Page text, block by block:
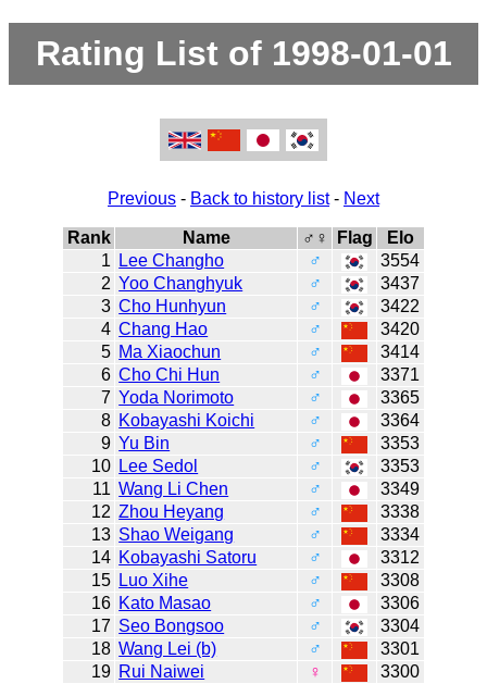
Rating List of 1998-01-01
Previous - Back to history list- Next
Rank Name ♂♀ Flag
Elo
1
Lee Changho ♂
3554
2 Yoo Changhyuk ♂
3437
3 Cho Hunhyun ♂
3422
4 Chang Hao ♂
3420
5 Ma Xiaochun ♂
3414
6 Cho Chi Hun ♂
3371
7 Yoda Norimoto ♂
3365
8 Kobayashi Koichi ♂
3364
9 Yu Bin ♂
3353
10 Lee Sedol ♂
3353
11 Wang Li Chen ♂
3349
12 Zhou Heyang ♂
3338
13 Shao Weigang ♂
3334
14 Kobayashi Satoru ♂
3312
15 Luo Xihe ♂
3308
16 Kato Masao ♂
3306
17 Seo Bongsoo ♂
3304
18 Wang Lei (b) ♂
3301
19 Rui Naiwei ♀
3300